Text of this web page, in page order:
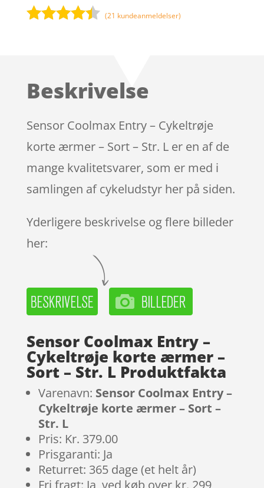
på
mmelser
(21 kundeanmeldelser)
Beskrivelse
Sensor Coolmax Entry – Cykeltrøje
korte ærmer – Sort – Str. L er en af de
mange kvalitetsvarer, som er med i
samlingen af cykeludstyr her på siden.
Yderligere beskrivelse og flere billeder
her:
Sensor Coolmax Entry –
Cykeltrøje korte ærmer –
Sort – Str. L Produktfakta
Varenavn: Sensor Coolmax Entry –
Cykeltrøje korte ærmer – Sort –
Str. L
Pris: Kr. 379.00
Prisgaranti: Ja
Returret: 365 dage (et helt år)
Fri fragt: Ja, ved køb over kr. 299